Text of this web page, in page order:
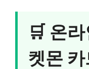
🛒 온
켓몬